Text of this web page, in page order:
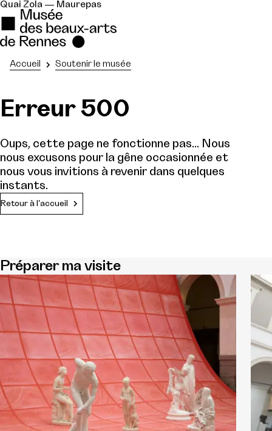
Quai Zola — Maurepas
Accueil Soutenir le musée
Erreur 500
Oups, cette page ne fonctionne pas... Nous
nous excusons pour la gêne occasionnée et
nous vous invitions à revenir dans quelques
instants.
Retour à l'accueil
Préparer ma visite